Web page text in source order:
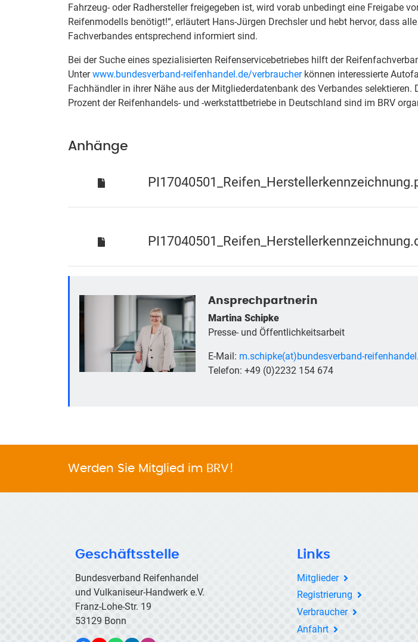
Fahrzeug- oder Radhersteller freigegeben ist, wird vorab unbedingt eine Freigabe
Reifenmodells benötigt!“, erläutert Hans-Jürgen Drechsler und hebt hervor, dass
Fachverbandes entsprechend informiert sind.
Bei der Suche eines spezialisierten Reifenservicebetriebes hilft der
Unterwww.bundesverband-reifenhandel.de/verbraucherkönnen interessierte
Fachhändler in ihrer Nähe aus der Mitgliederdatenbank des Verbandes
Prozent der Reifenhandels- und -werkstattbetriebe in Deutschland sind im BRV
Anhänge
Ansprechpartnerin
Martina Schipke
Presse- und Öffentlichkeitsarbeit
E-Mail: m.schipke(at)bundesverband-
Telefon: +49 (0)2232 154 674
Werden Sie Mitglied im BRV!
Geschäftsstelle
Bundesverband Reifenhandel
und Vulkaniseur-Handwerk e.V.
Franz-Lohe-Str. 19
53129 Bonn
Links
Mitglieder
Registrierung
Verbraucher
Anfahrt